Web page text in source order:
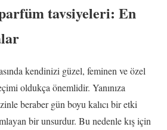
tavsiyeleri: En
kendinizi güzel, feminen ve özel
oldukça önemlidir. Yanınıza
beraber gün boyu kalıcı bir etki
bir unsurdur. Bu nedenle kış için